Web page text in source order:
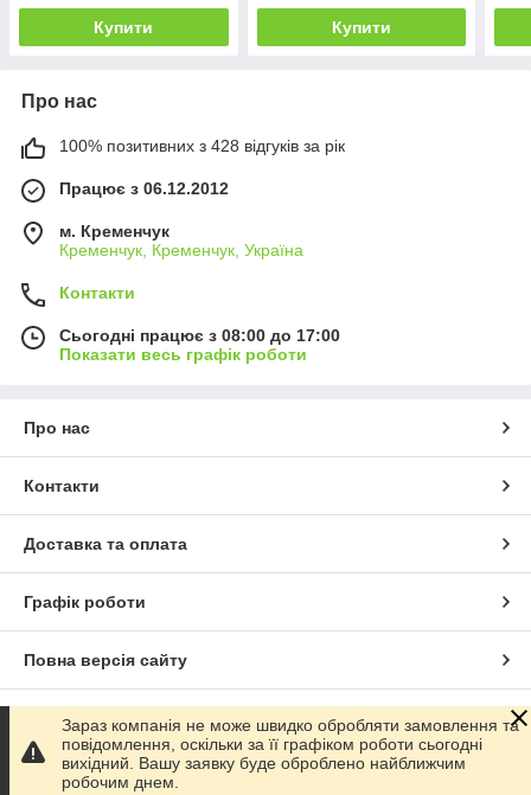
Купити Купити
Про нас
100% позитивних з 428 відгуків за рік
Працює з 06.12.2012
м. Кременчук
Кременчук, Кременчук, Україна
Контакти
Сьогодні працює з 08:00 до 17:00
Показати весь графік роботи
Про нас
Контакти
Доставка та оплата
Графік роботи
Повна версія сайту
Сайт створено на маркетплейсіProm.ua
Політика конфіденційності
Зараз компанія не може швидко обробляти замовлення та
повідомлення, оскільки за її графіком роботи сьогодні
вихідний. Вашу заявку буде оброблено найближчим
робочим днем.